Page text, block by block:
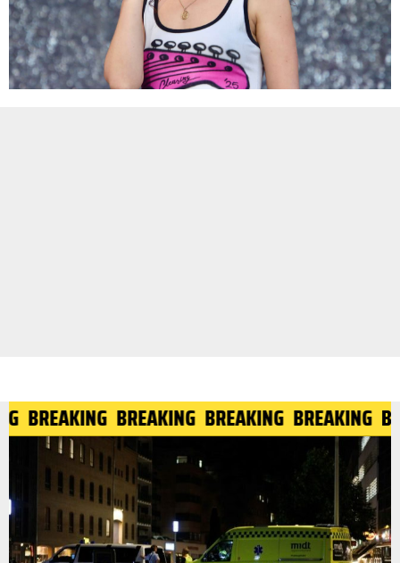
BREAKING BREAKING BREAKING BREAKING